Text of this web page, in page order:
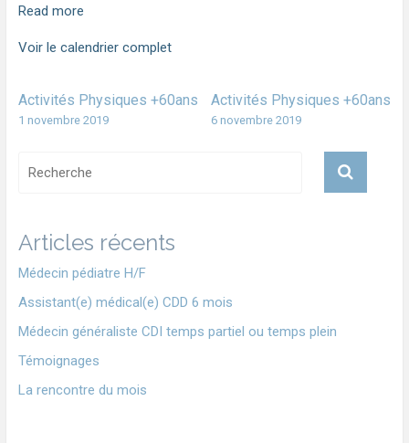
Read more
Voir le calendrier complet
Activités Physiques +60ans
1 novembre 2019
Activités Physiques +60ans
6 novembre 2019
Articles récents
Médecin pédiatre H/F
Assistant(e) médical(e) CDD 6 mois
Médecin généraliste CDI temps partiel ou temps plein
Témoignages
La rencontre du mois